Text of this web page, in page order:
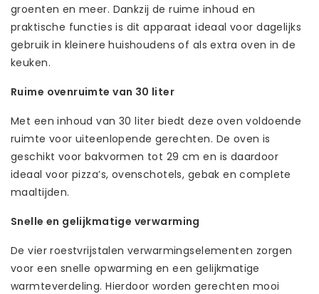
groenten en meer. Dankzij de ruime inhoud en
praktische functies is dit apparaat ideaal voor dagelijks
gebruik in kleinere huishoudens of als extra oven in de
keuken.
Ruime ovenruimte van 30 liter
Met een inhoud van 30 liter biedt deze oven voldoende
ruimte voor uiteenlopende gerechten. De oven is
geschikt voor bakvormen tot 29 cm en is daardoor
ideaal voor pizza’s, ovenschotels, gebak en complete
maaltijden.
Snelle en gelijkmatige verwarming
De vier roestvrijstalen verwarmingselementen zorgen
voor een snelle opwarming en een gelijkmatige
warmteverdeling. Hierdoor worden gerechten mooi